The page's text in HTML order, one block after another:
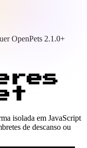
OpenPets 2.1.0+
isolada em JavaScript
de descanso ou